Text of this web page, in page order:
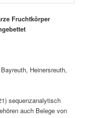
Fruchtkörper
Heinersreuth,
sequenzanalytisch
auch Belege von